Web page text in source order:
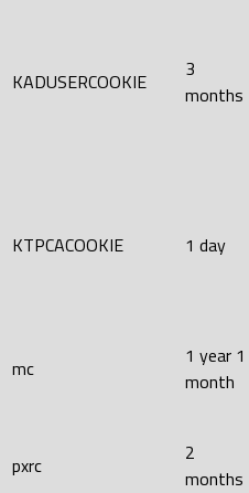
KADUSERCOOKIE
3
months
KTPCACOOKIE 1 day
mc
1 year 1
month
pxrc
2
months